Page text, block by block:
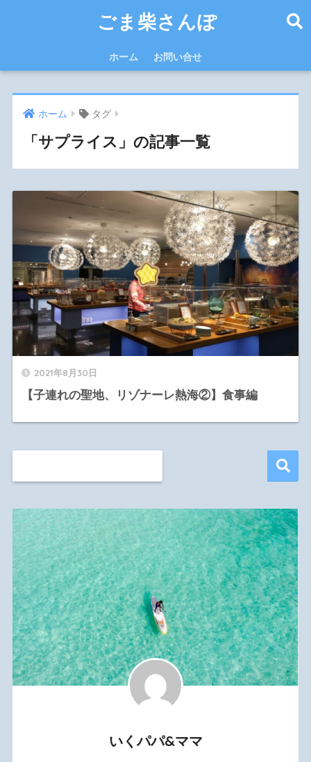
ごま柴さんぽ
ホーム お問い合せ
ホーム タグ
「サプライス」の記事一覧
2021年8月30日
【子連れの聖地、リゾナーレ熱海②】食事編
いくパパ&ママ